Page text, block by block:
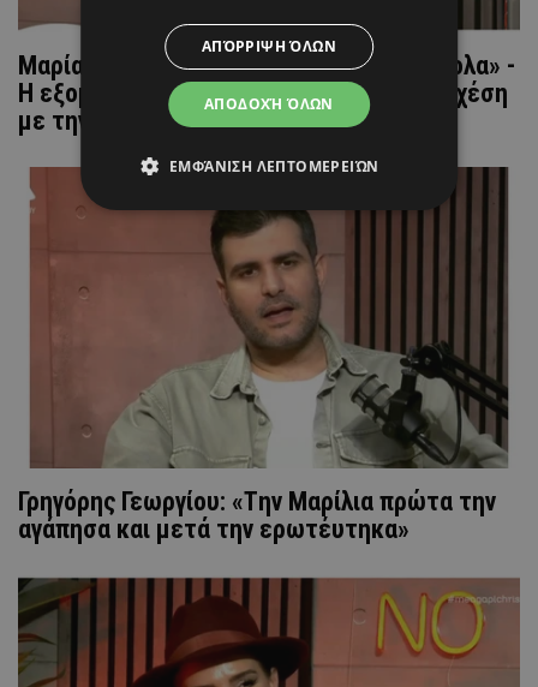
Μαρία Φιακά: «Ήταν χάλια, πέρασα δύσκολα» -
Η εξομολόγηση για τον χωρισμό και τη σχέση
με την κόρη της
Γρηγόρης Γεωργίου: «Tην Μαρίλια πρώτα την
αγάπησα και μετά την ερωτέυτηκα»
ΑΠΟΔΟΧΉ ΌΛΩΝ
ΑΠΌΡΡΙΨΗ ΌΛΩΝ
ΕΜΦΆΝΙΣΗ ΛΕΠΤΟΜΕΡΕΙΏΝ